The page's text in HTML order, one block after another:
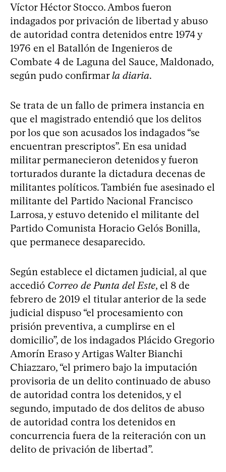
Víctor Héctor Stocco. Ambos fueron
indagados por privación de libertad y abuso
de autoridad contra detenidos entre 1974 y
1976 en el Batallón de Ingenieros de
Combate 4 de Laguna del Sauce, Maldonado,
según pudo confirmarla diaria.
Se trata de un fallo de primera instancia en
que el magistrado entendió que los delitos
por los que son acusados los indagados “se
encuentran prescriptos”. En esa unidad
militar permanecieron detenidos y fueron
torturados durante la dictadura decenas de
militantes políticos. También fue asesinado el
militante del Partido Nacional Francisco
Larrosa, y estuvo detenido el militante del
Partido Comunista Horacio Gelós Bonilla,
que permanece desaparecido.
Según establece el dictamen judicial, al que
accedió Correo de Punta del Este, el 8 de
febrero de 2019 el titular anterior de la sede
judicial dispuso “el procesamiento con
prisión preventiva, a cumplirse en el
domicilio”, de los indagados Plácido Gregorio
Amorín Eraso y Artigas Walter Bianchi
Chiazzaro, “el primero bajo la imputación
provisoria de un delito continuado de abuso
de autoridad contra los detenidos, y el
segundo, imputado de dos delitos de abuso
de autoridad contra los detenidos en
concurrencia fuera de la reiteración con un
delito de privación de libertad”.